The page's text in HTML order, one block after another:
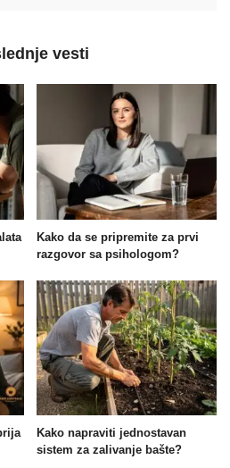
vesti
Kako da se pripremite za prvi
razgovor sa psihologom?
Kako napraviti jednostavan
sistem za zalivanje bašte?